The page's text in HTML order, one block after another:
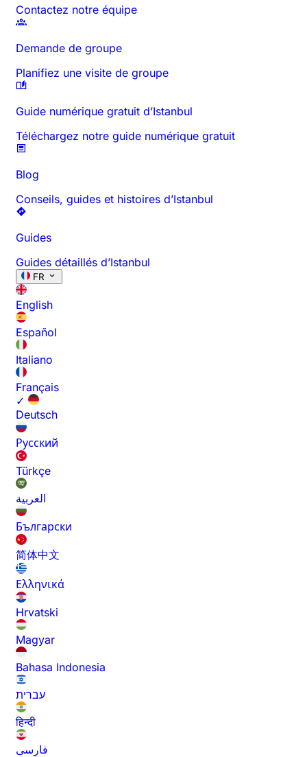
Contactez notre équipe
Demande de groupe
Planifiez une visite de groupe
Guide numérique gratuit d’Istanbul
Téléchargez notre guide numérique gratuit
Blog
Conseils, guides et histoires d’Istanbul
Guides
Guides détaillés d’Istanbul
FR
English
Español
Italiano
Français
✓
Deutsch
Русский
Türkçe
العربية
Български
简体中文
Ελληνικά
Hrvatski
Magyar
Bahasa Indonesia
עברית
हिन्दी
فارسی